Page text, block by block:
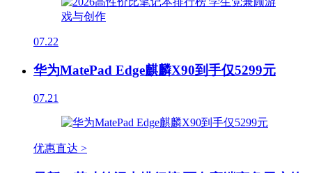
07.22
华为MatePad Edge麒麟X90到手仅5299元
07.21
优惠直达 >